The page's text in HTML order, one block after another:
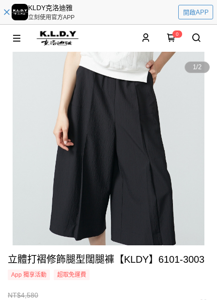
KLDY克洛迪雅
立刻使用官方APP
開啟APP
0
1/2
立體打褶修飾腿型闊腿褲【KLDY】6101-3003
App 獨享活動 超取免運費
NT$4,580